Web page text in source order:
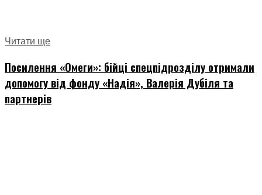
Читати ще
Посилення «Омеги»: бійці спецпідрозділу отримали
допомогу від фонду «Надія», Валерія Дубіля та
партнерів